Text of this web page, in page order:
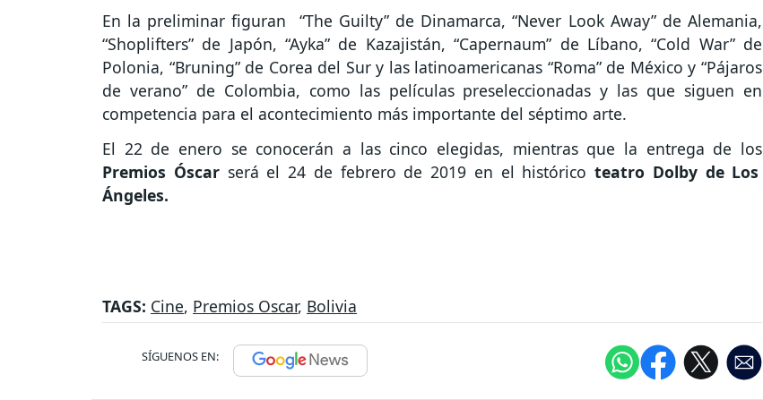
En la preliminar figuran “The Guilty” de Dinamarca, “Never Look Away” de Alemania,
“Shoplifters” de Japón, “Ayka” de Kazajistán, “Capernaum” de Líbano, “Cold War” de
Polonia, “Bruning” de Corea del Sur y las latinoamericanas “Roma” de México y “Pájaros
de verano” de Colombia, como las películas preseleccionadas y las que siguen en
competencia para el acontecimiento más importante del séptimo arte.
El 22 de enero se conocerán a las cinco elegidas, mientras que la entrega de los
Premios Óscar será el 24 de febrero de 2019 en el histórico teatro Dolby de Los
Ángeles.
TAGS: Cine, Premios Oscar, Bolivia
SÍGUENOS EN: